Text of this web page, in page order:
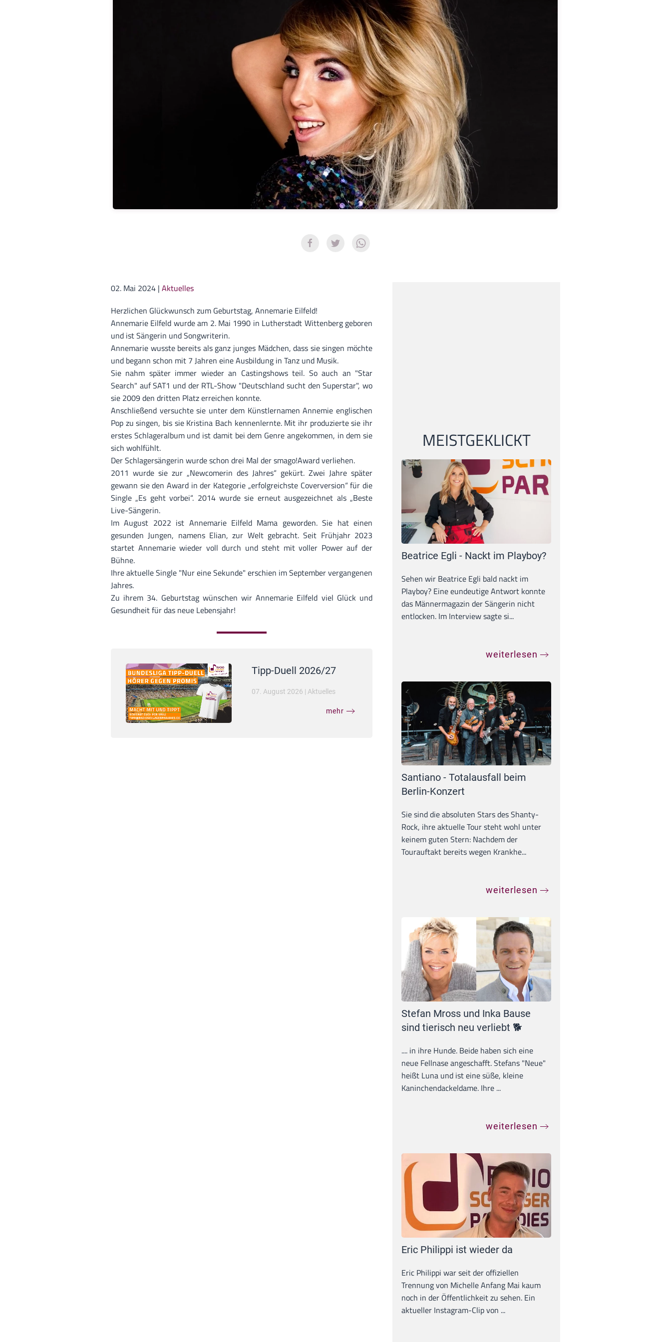
02. Mai 2024 | Aktuelles
Herzlichen Glückwunsch zum Geburtstag, Annemarie Eilfeld!
Annemarie Eilfeld wurde am 2. Mai 1990 in Lutherstadt Wittenberg geboren
und ist Sängerin und Songwriterin.
Annemarie wusste bereits als ganz junges Mädchen, dass sie singen möchte
und begann schon mit 7 Jahren eine Ausbildung in Tanz und Musik.
Sie nahm später immer wieder an Castingshows teil. So auch an "Star
Search" auf SAT1 und der RTL-Show "Deutschland sucht den Superstar", wo
sie 2009 den dritten Platz erreichen konnte.
Anschließend versuchte sie unter dem Künstlernamen Annemie englischen
Pop zu singen, bis sie Kristina Bach kennenlernte. Mit ihr produzierte sie ihr
erstes Schlageralbum und ist damit bei dem Genre angekommen, in dem sie
sich wohlfühlt.
Der Schlagersängerin wurde schon drei Mal der smago!Award verliehen.
2011 wurde sie zur „Newcomerin des Jahres“ gekürt. Zwei Jahre später
gewann sie den Award in der Kategorie „erfolgreichste Coverversion“ für die
Single „Es geht vorbei“. 2014 wurde sie erneut ausgezeichnet als „Beste
Live-Sängerin.
Im August 2022 ist Annemarie Eilfeld Mama geworden. Sie hat einen
gesunden Jungen, namens Elian, zur Welt gebracht. Seit Frühjahr 2023
startet Annemarie wieder voll durch und steht mit voller Power auf der
Bühne.
Ihre aktuelle Single "Nur eine Sekunde" erschien im September vergangenen
Jahres.
Zu ihrem 34. Geburtstag wünschen wirAnnemarie Eilfeld viel Glück und
Gesundheit für das neue Lebensjahr!
Tipp-Duell 2026/27
07. August 2026 | Aktuelles
mehr
MEISTGEKLICKT
Beatrice Egli - Nackt im Playboy?
Sehen wir Beatrice Egli bald nackt im
Playboy? Eine eundeutige Antwort konnte
das Männermagazin der Sängerin nicht
entlocken. Im Interview sagte si...
weiterlesen
Santiano - Totalausfall beim
Berlin-Konzert
Sie sind die absoluten Stars des Shanty-
Rock, ihre aktuelle Tour steht wohl unter
keinem guten Stern: Nachdem der
Tourauftakt bereits wegen Krankhe...
weiterlesen
Stefan Mross und Inka Bause
sind tierisch neu verliebt 🐕
.... in ihre Hunde. Beide haben sich eine
neue Fellnase angeschafft. Stefans "Neue"
heißt Luna und ist eine süße, kleine
Kaninchendackeldame. Ihre ...
weiterlesen
Eric Philippi ist wieder da
Eric Philippi war seit der offiziellen
Trennung von Michelle Anfang Mai kaum
noch in der Öffentlichkeit zu sehen. Ein
aktueller Instagram-Clip von ...